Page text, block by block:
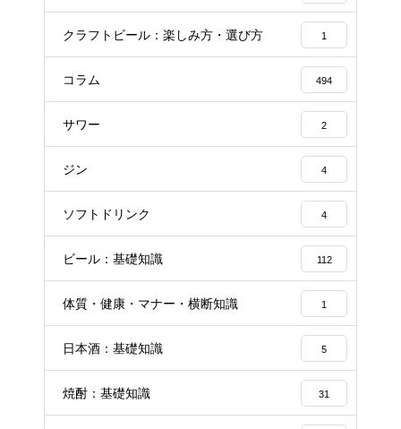
クラフトビール：楽しみ方・選び方 1
コラム 494
サワー 2
ジン 4
ソフトドリンク 4
ビール：基礎知識 112
体質・健康・マナー・横断知識 1
日本酒：基礎知識 5
焼酎：基礎知識 31